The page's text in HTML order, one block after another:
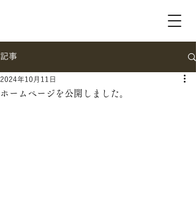
記事
ホームページを公開しました。
2024年10月11日